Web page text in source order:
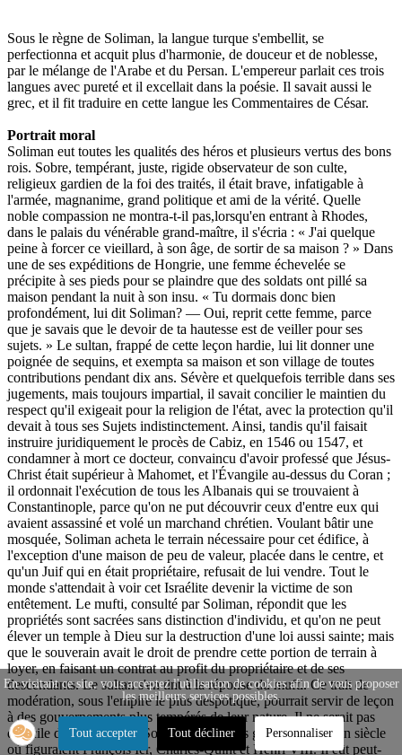
Sous le règne de Soliman, la langue turque s'embellit, se
perfectionna et acquit plus d'harmonie, de douceur et de noblesse,
par le mélange de l'Arabe et du Persan. L'empereur parlait ces trois
langues avec pureté et il excellait dans la poésie. Il savait aussi le
grec, et il fit traduire en cette langue les Commentaires de César.
Portrait moral
Soliman eut toutes les qualités des héros et plusieurs vertus des bons
rois. Sobre, tempérant, juste, rigide observateur de son culte,
religieux gardien de la foi des traités, il était brave, infatigable à
l'armée, magnanime, grand politique et ami de la vérité. Quelle
noble compassion ne montra-t-il pas,lorsqu'en entrant à Rhodes,
dans le palais du vénérable grand-maître, il s'écria : « J'ai quelque
peine à forcer ce vieillard, à son âge, de sortir de sa maison ? » Dans
une de ses expéditions de Hongrie, une femme échevelée se
précipite à ses pieds pour se plaindre que des soldats ont pillé sa
maison pendant la nuit à son insu. « Tu dormais donc bien
profondément, lui dit Soliman? — Oui, reprit cette femme, parce
que je savais que le devoir de ta hautesse est de veiller pour ses
sujets. » Le sultan, frappé de cette leçon hardie, lui lit donner une
poignée de sequins, et exempta sa maison et son village de toutes
contributions pendant dix ans. Sévère et quelquefois terrible dans ses
jugements, mais toujours impartial, il savait concilier le maintien du
respect qu'il exigeait pour la religion de l'état, avec la protection qu'il
devait à tous ses Sujets indistinctement. Ainsi, tandis qu'il faisait
instruire juridiquement le procès de Cabiz, en 1546 ou 1547, et
condamner à mort ce docteur, convaincu d'avoir professé que Jésus-
Christ était supérieur à Mahomet, et l'Évangile au-dessus du Coran ;
il ordonnait l'exécution de tous les Albanais qui se trouvaient à
Constantinople, parce qu'on ne put découvrir ceux d'entre eux qui
avaient assassiné et volé un marchand chrétien. Voulant bâtir une
mosquée, Soliman acheta le terrain nécessaire pour cet édifice, à
l'exception d'une maison de peu de valeur, placée dans le centre, et
qu'un Juif qui en était propriétaire, refusait de lui vendre. Tout le
monde s'attendait à voir cet Israélite devenir la victime de son
entêtement. Le mufti, consulté par Soliman, répondit que les
propriétés sont sacrées sans distinction d'individu, et qu'on ne peut
élever un temple à Dieu sur la destruction d'une loi aussi sainte; mais
que le souverain avait le droit de prendre cette portion de terrain à
loyer, en faisant un contrat au profit du propriétaire et de ses
descendants. Le sultan s'en tint à la réponse du mufti. Ce trait de
modération, sous l'empire le plus despotique, pourrait servir de leçon
à des gouvernements plus tempérés de leur nature. Il ne serait pas
difficile de prouver que Soliman fut le plus grand prince d'un siècle
où figuraient François Ier, Charles-Quint et Henri VIII. Il eût peut-
En visitant ce site, vous acceptez l'utilisation de cookies afin de vous proposer
les meilleurs services possibles.
Tout accepter Tout décliner Personnaliser